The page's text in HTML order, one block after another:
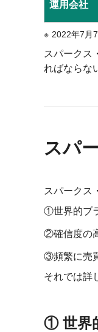
運用会社
2022年7月
スパークス
ればならな
スパ
スパークス
①世界的ブ
②確信度の
③頻繁に売
それでは詳
① 世界